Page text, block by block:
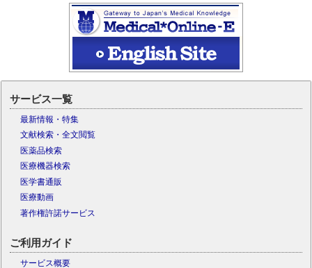
サービス一覧
最新情報・特集
文献検索・全文閲覧
医薬品検索
医療機器検索
医学書通販
医療動画
著作権許諾サービス
ご利用ガイド
サービス概要